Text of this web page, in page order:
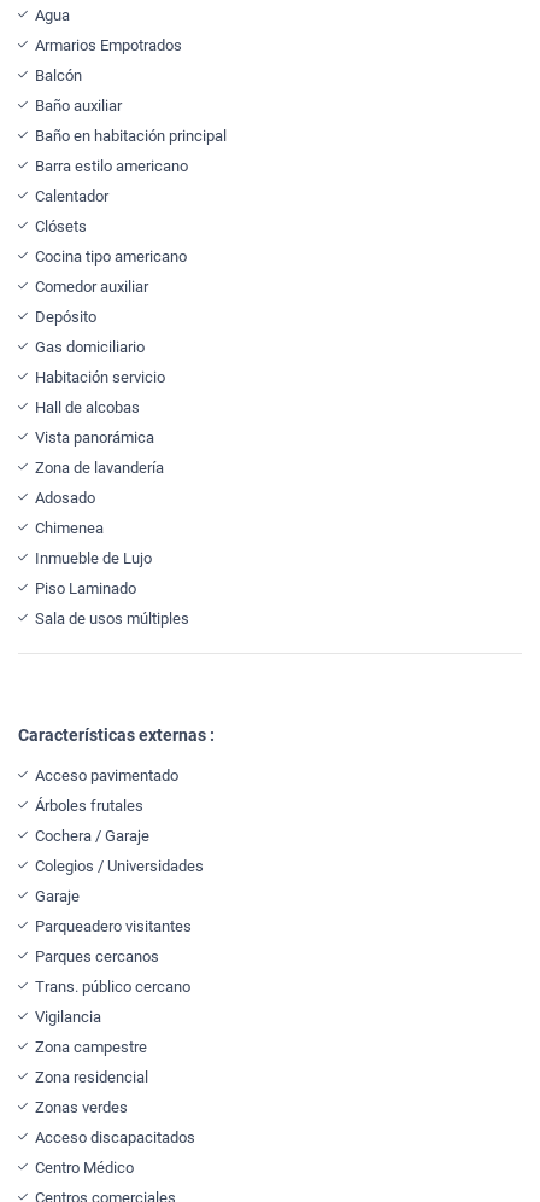
Agua
Armarios Empotrados
Balcón
Baño auxiliar
Baño en habitación principal
Barra estilo americano
Calentador
Clósets
Cocina tipo americano
Comedor auxiliar
Depósito
Gas domiciliario
Habitación servicio
Hall de alcobas
Vista panorámica
Zona de lavandería
Adosado
Chimenea
Inmueble de Lujo
Piso Laminado
Sala de usos múltiples
Características externas :
Acceso pavimentado
Árboles frutales
Cochera / Garaje
Colegios / Universidades
Garaje
Parqueadero visitantes
Parques cercanos
Trans. público cercano
Vigilancia
Zona campestre
Zona residencial
Zonas verdes
Acceso discapacitados
Centro Médico
Centros comerciales